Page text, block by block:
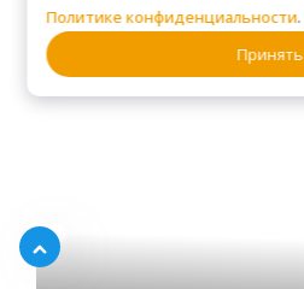
Политике конфиденциальности.
Принять